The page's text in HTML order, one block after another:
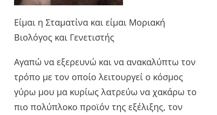
Είμαι η Σταματίνα και είμαι Μοριακή
Βιολόγος και Γενετιστής
Αγαπώ να εξερευνώ και να ανακαλύπτω τον
τρόπο με τον οποίο λειτουργεί ο κόσμος
γύρω μου μα κυρίως λατρεύω να χακάρω το
πιο πολύπλοκο προϊόν της εξέλιξης, τον